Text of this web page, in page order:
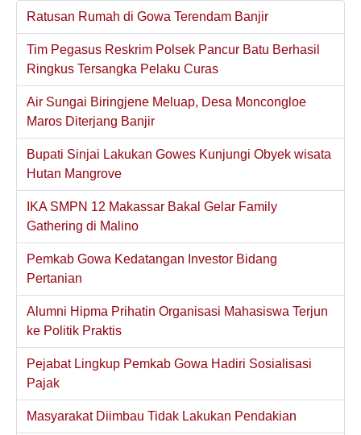
Ratusan Rumah di Gowa Terendam Banjir
Tim Pegasus Reskrim Polsek Pancur Batu Berhasil
Ringkus Tersangka Pelaku Curas
Air Sungai Biringjene Meluap, Desa Moncongloe
Maros Diterjang Banjir
Bupati Sinjai Lakukan Gowes Kunjungi Obyek wisata
Hutan Mangrove
IKA SMPN 12 Makassar Bakal Gelar Family
Gathering di Malino
Pemkab Gowa Kedatangan Investor Bidang
Pertanian
Alumni Hipma Prihatin Organisasi Mahasiswa Terjun
ke Politik Praktis
Pejabat Lingkup Pemkab Gowa Hadiri Sosialisasi
Pajak
Masyarakat Diimbau Tidak Lakukan Pendakian